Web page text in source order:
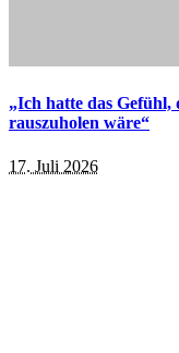
„Ich hatte das Gefühl,
rauszuholen wäre“
17. Juli 2026